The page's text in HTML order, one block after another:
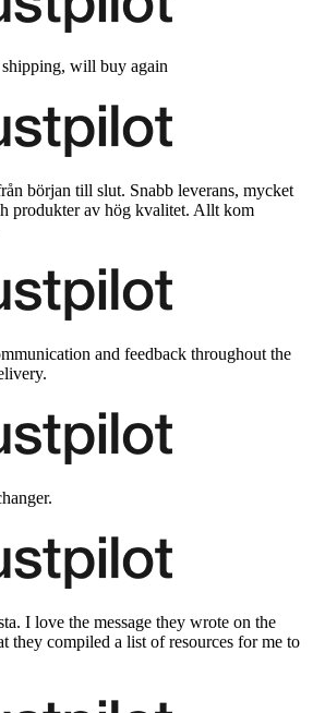
will buy again
början till slut. Snabb leverans, mycket
produkter av hög kvalitet. Allt kom
and feedback throughout the
I love the message they wrote on the
they compiled a list of resources for me to